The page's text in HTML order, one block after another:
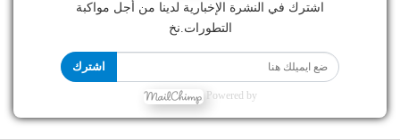
اشترك في النشرة الإخبارية لدينا من أجل مواكبة
التطورات.نخ
اشترك
Powered by